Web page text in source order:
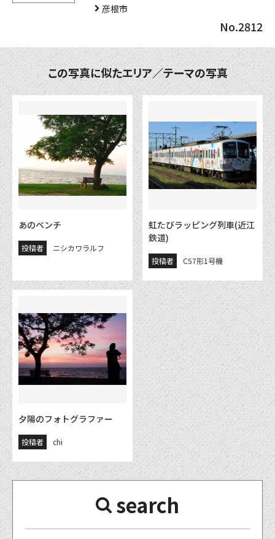
彦根市
No.2812
この写真に似たエリア／テーマの写真
あのベンチ
投稿者 ニシカワラルフ
虹たびラッピング列車(近江
鉄道)
投稿者 C57形1号機
夕陽のフォトグラファー
投稿者 chi
search